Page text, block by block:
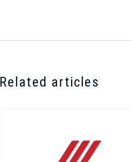
Related articles